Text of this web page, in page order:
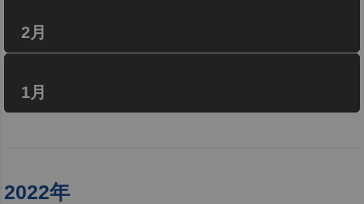
2月
1月
2022年